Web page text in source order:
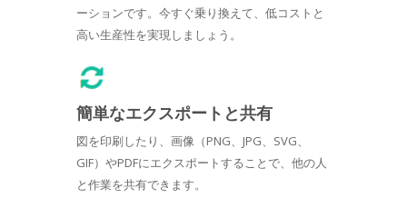
ーションです。今すぐ乗り換えて、低コストと
高い生産性を実現しましょう。
簡単なエクスポートと共有
図を印刷したり、画像（PNG、JPG、SVG、
GIF）やPDFにエクスポートすることで、他の人
と作業を共有できます。